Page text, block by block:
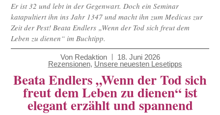
Er ist 32 und lebt in der Gegenwart. Doch ein Seminar
katapultiert ihn ins Jahr 1347 und macht ihn zum Medicus zur
Zeit der Pest! Beata Endlers „Wenn der Tod sich freut dem
Leben zu dienen“ im Buchtipp.
Von Redaktion
18. Juni 2026
Rezensionen, Unsere neuesten Lesetipps
Beata Endlers „Wenn der Tod sich
freut dem Leben zu dienen“ ist
elegant erzählt und spannend